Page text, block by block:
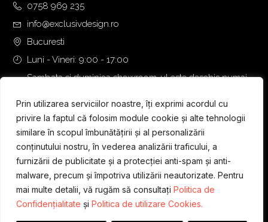
Prin utilizarea serviciilor noastre, îți exprimi acordul cu
privire la faptul că folosim module cookie și alte tehnologii
similare în scopul îmbunătățirii și al personalizării
conținutului nostru, în vederea analizării traficului, a
furnizării de publicitate și a protecției anti-spam și anti-
malware, precum și împotriva utilizării neautorizate. Pentru
mai multe detalii, vă rugăm să consultați Politica de
Confidențialitate și Politica de utilizare Cookies.
0758 969 235
info@exclusivdesign.ro
Bucuresti
Luni - Vineri: 9:00 - 17:00
Sambata si duminica showroom-ul este deschis numai